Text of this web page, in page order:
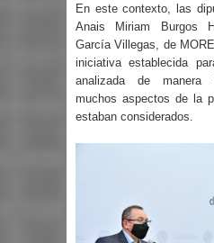
En este contexto, las
Anais Miriam Burgos
García Villegas, de
iniciativa establecida
analizada de manera
muchos aspectos de la
estaban considerados.